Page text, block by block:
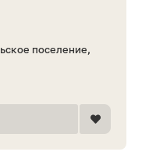
поселение,